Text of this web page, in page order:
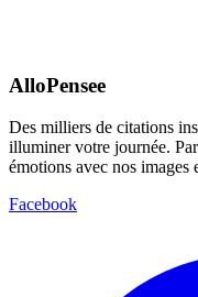
AlloPensee
Des milliers de citations
illuminer votre journée.
émotions avec nos images
Facebook